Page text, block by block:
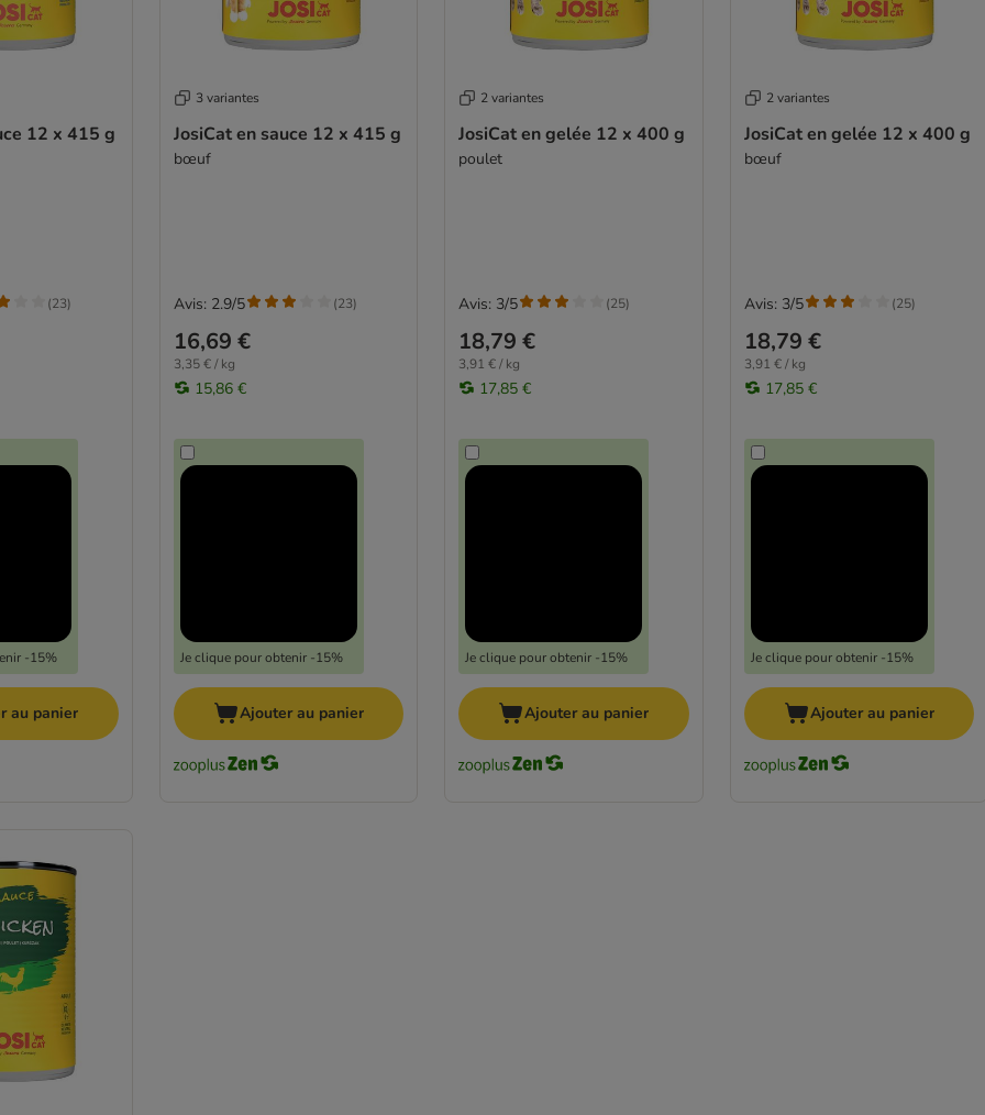
12 x 415 g
-15%
(23)
au panier
3 variantes
JosiCat en sauce 12 x 415 g
bœuf
16,69 €
3,35 € / kg
15,86 €
Je clique pour obtenir -15%
Avis: 2.9/5 (23)
Ajouter au panier
2 variantes
JosiCat en gelée 12 x 400 g
poulet
18,79 €
3,91 € / kg
17,85 €
Je clique pour obtenir -15%
Avis: 3/5 (25)
Ajouter au panier
2 variantes
JosiCat en gelée 12 x 400 g
bœuf
18,79 €
3,91 € / kg
17,85 €
Je clique pour obtenir -15%
Avis: 3/5 (25)
Ajouter au panier